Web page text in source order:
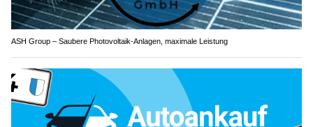
ASH Group – Saubere Photovoltaik-Anlagen, maximale Leistung